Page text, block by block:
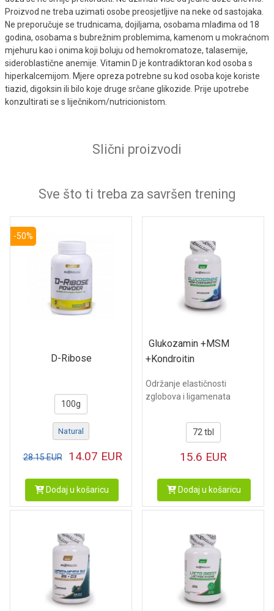
Proizvod ne treba uzimati osobe preosjetljive na neke od sastojaka.
Ne preporučuje se trudnicama, dojiljama, osobama mlađima od 18
godina, osobama s bubrežnim problemima, kamenom u mokraćnom
mjehuru kao i onima koji boluju od hemokromatoze, talasemije,
sideroblastične anemije. Vitamin D je kontradiktoran kod osoba s
hiperkalcemijom. Mjere opreza potrebne su kod osoba koje koriste
tiazid, digoksin ili bilo koje druge srčane glikozide. Prije upotrebe
konzultirati se s liječnikom/nutricionistom.
Slični proizvodi
Sve što ti treba za savršen trening
-50%
D-Ribose
100g
Natural
28.15EUR 14.07 EUR
Dodaj u košaricu
Glukozamin +MSM
+Kondroitin
Održanje elastičnosti
zglobova i ligamenata
72 tbl
15.6 EUR
Dodaj u košaricu